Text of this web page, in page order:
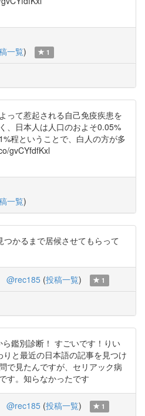
一覧) 1
って惹起される自己免疫疾患を
、日本人は人口のおよそ0.05%
程ということで、白人の方が多
gvCYfdfKxl
一覧)
かるまで居候させてもらって
@rec185 (投稿一覧) 1
鑑別診断！ すごいです！りい
と最近の日本語の記事を見つけ
で見たんですが、セリアック病
す。知らなかったです
@rec185 (投稿一覧) 1